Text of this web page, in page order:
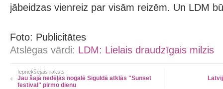
jābeidzas vienreiz par visām reizēm. Un LDM
Foto: Publicitātes
Atslēgas vārdi: LDM: Lielais draudzīgais milzis
Iepriekšējais raksts
Jau šajā nedēļās nogalē Siguldā atklās "Sunset
festival" pirmo dienu